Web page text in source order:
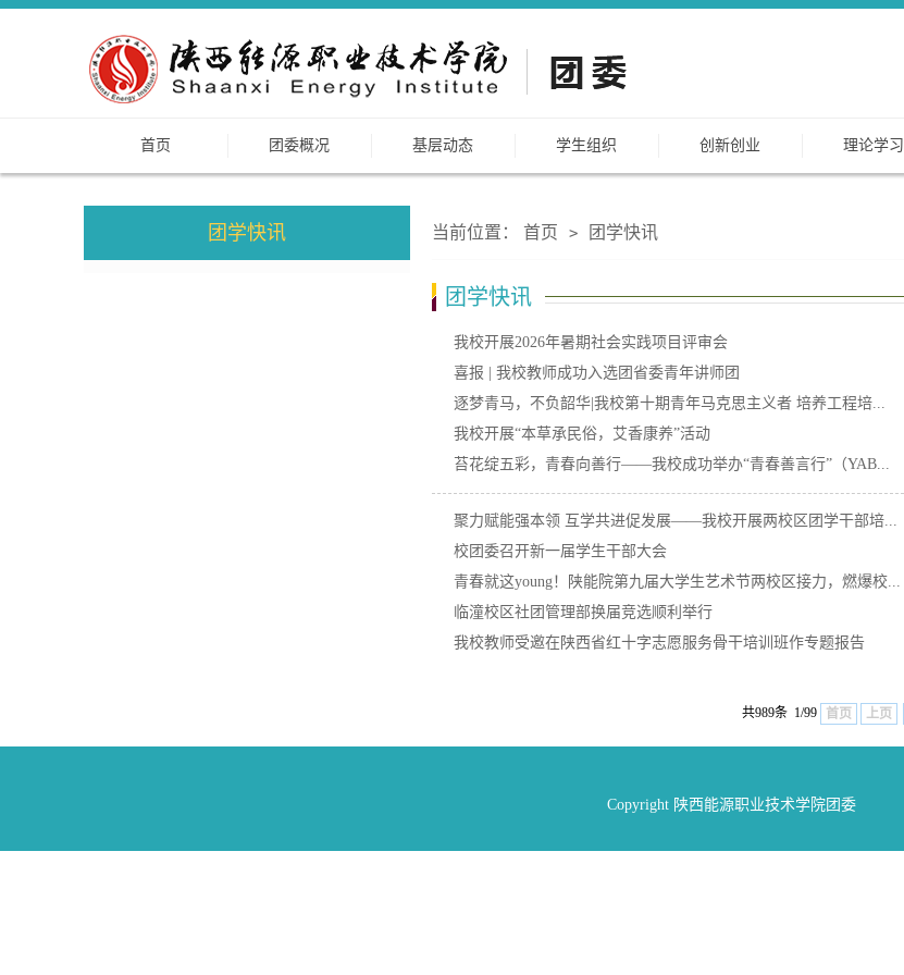
首页 团委概况 基层动态 学生组织 创新创业 理论学习
团学快讯 当前位置： 首页 > 团学快讯
团学快讯
我校开展2026年暑期社会实践项目评审会
喜报 | 我校教师成功入选团省委青年讲师团
逐梦青马，不负韶华|我校第十期青年马克思主义者 培养工程培...
我校开展“本草承民俗，艾香康养”活动
苔花绽五彩，青春向善行——我校成功举办“青春善言行”（YAB...
聚力赋能强本领 互学共进促发展——我校开展两校区团学干部培...
校团委召开新一届学生干部大会
青春就这young！陕能院第九届大学生艺术节两校区接力，燃爆校...
临潼校区社团管理部换届竞选顺利举行
我校教师受邀在陕西省红十字志愿服务骨干培训班作专题报告
共989条 1/99 首页 上页
Copyright 陕西能源职业技术学院团委